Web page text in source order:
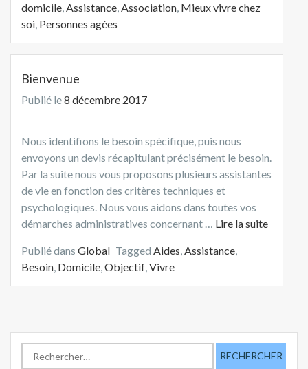
domicile,Assistance,Association, Mieux vivre chez
soi, Personnes agées
Bienvenue
Publié le8 décembre 2017
Nous identifions le besoin spécifique, puis nous
envoyons un devis récapitulant précisément le besoin.
Par la suite nous vous proposons plusieurs assistantes
de vie en fonction des critères techniques et
psychologiques. Nous vous aidons dans toutes vos
démarches administratives concernant … Lire la suite
Publié dans Global Tagged Aides,Assistance,
Besoin, Domicile,Objectif,Vivre